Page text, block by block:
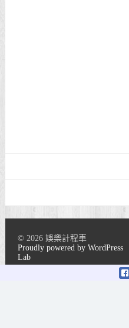
© 2026 娛樂計程車
Proudly powered by WordPress
Lab